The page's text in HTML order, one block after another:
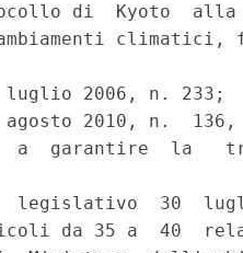
di  Kyoto  alla
climatici,
2006, n. 233;
2010, n.
a  garantire  la
legislativo  30
da 35 a  40